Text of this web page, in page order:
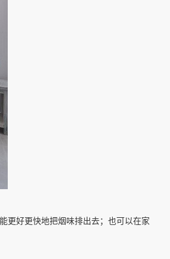
更好更快地把烟味排出去；也可以在家